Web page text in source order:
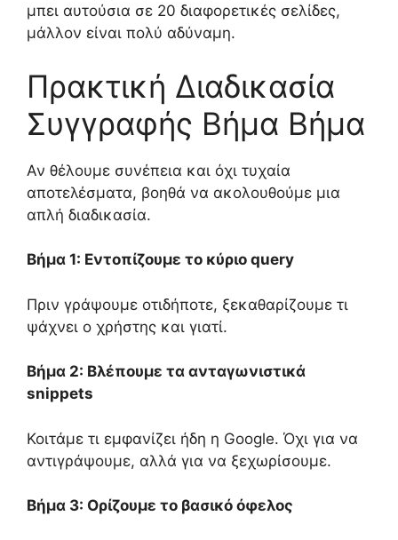
μπει αυτούσια σε 20 διαφορετικές σελίδες,
μάλλον είναι πολύ αδύναμη.
Πρακτική Διαδικασία
Συγγραφής Βήμα Βήμα
Αν θέλουμε συνέπεια και όχι τυχαία
αποτελέσματα, βοηθά να ακολουθούμε μια
απλή διαδικασία.
Βήμα 1: Εντοπίζουμε το κύριο query
Πριν γράψουμε οτιδήποτε, ξεκαθαρίζουμε τι
ψάχνει ο χρήστης και γιατί.
Βήμα 2: Βλέπουμε τα ανταγωνιστικά
snippets
Κοιτάμε τι εμφανίζει ήδη η Google. Όχι για να
αντιγράψουμε, αλλά για να ξεχωρίσουμε.
Βήμα 3: Ορίζουμε το βασικό όφελος